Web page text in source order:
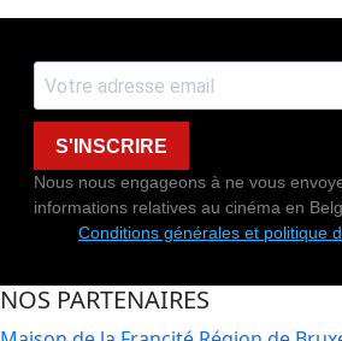
S'INSCRIRE
Nous nous engageons à ne vous
informations relatives au cinéma en
Conditions générales et politique
NOS PARTENAIRES